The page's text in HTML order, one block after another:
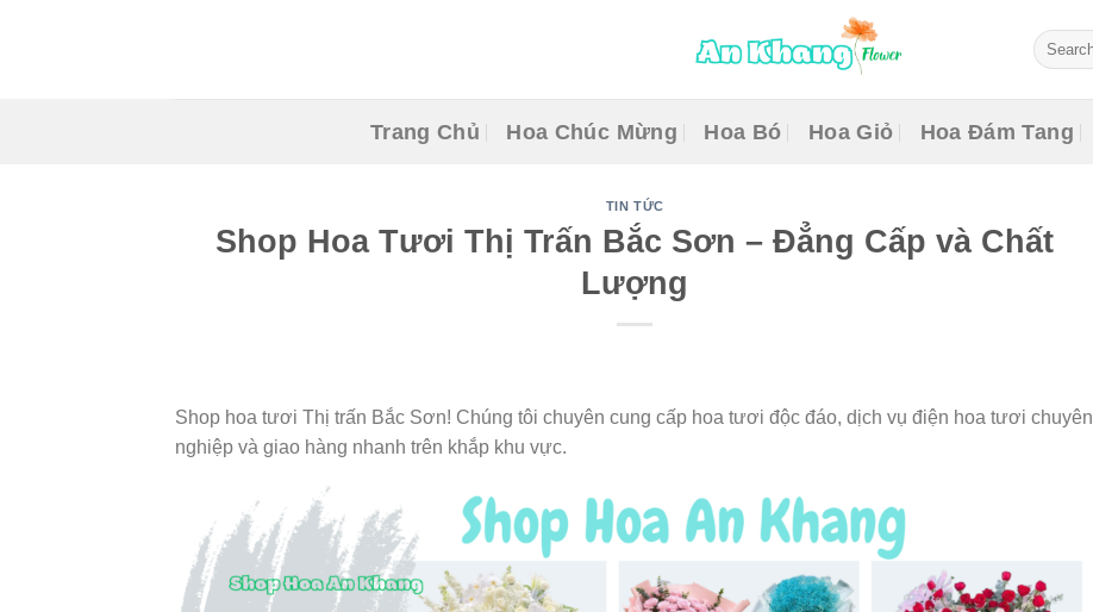
Search
for:
Trang Chủ Hoa Chúc Mừng Hoa Bó Hoa Giỏ Hoa Đám Tang
TIN TỨC
Shop Hoa Tươi Thị Trấn Bắc Sơn – Đẳng Cấp và Chất
Lượng
Shop hoa tươi Thị trấn Bắc Sơn! Chúng tôi chuyên cung cấp hoa tươi độc đáo, dịch vụ điện hoa tươi chuyên
nghiệp và giao hàng nhanh trên khắp khu vực.